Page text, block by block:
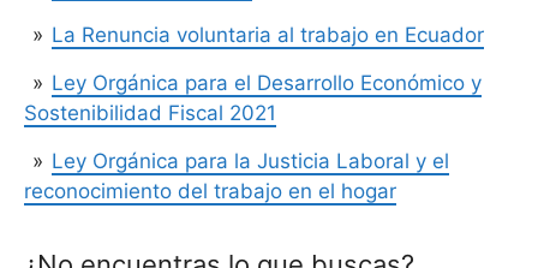
La Renuncia voluntaria al trabajo en Ecuador
Ley Orgánica para el Desarrollo Económico y
Sostenibilidad Fiscal 2021
Ley Orgánica para la Justicia Laboral y el
reconocimiento del trabajo en el hogar